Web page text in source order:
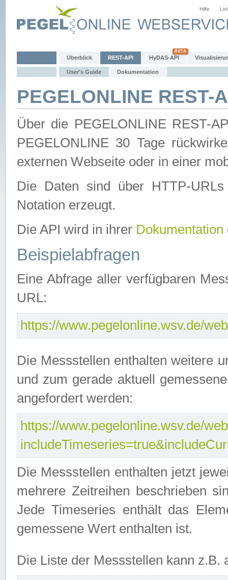
Hilfe
Überblick REST-API HyDAS-API
User's Guide Dokumentation
PEGELONLINE REST-
Über die PEGELONLINE REST-
PEGELONLINE 30 Tage
externen Webseite oder in einer
Die Daten sind über HTTP-
Notation erzeugt.
Die API wird in ihrer Dokumentation
Beispielabfragen
Eine Abfrage aller verfügbaren
URL:
https://www.pegelonline.wsv.de/
Die Messstellen enthalten weitere
und zum gerade aktuell
angefordert werden:
https://www.pegelonline.wsv.de/
Die Messstellen enthalten jetzt
mehrere Zeitreihen beschrieben
Jede Timeseries enthält das
gemessene Wert enthalten ist.
Die Liste der Messstellen kann